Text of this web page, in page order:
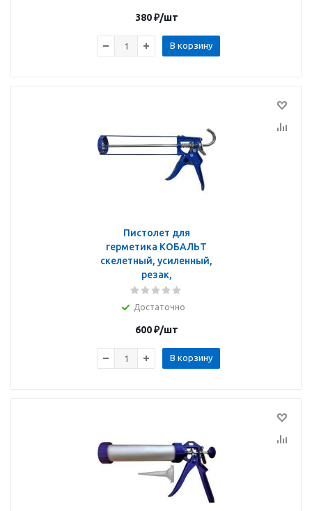
380₽/шт
В корзину
Пистолет для
герметика КОБАЛЬТ
скелетный, усиленный,
резак,
Достаточно
600₽/шт
В корзину